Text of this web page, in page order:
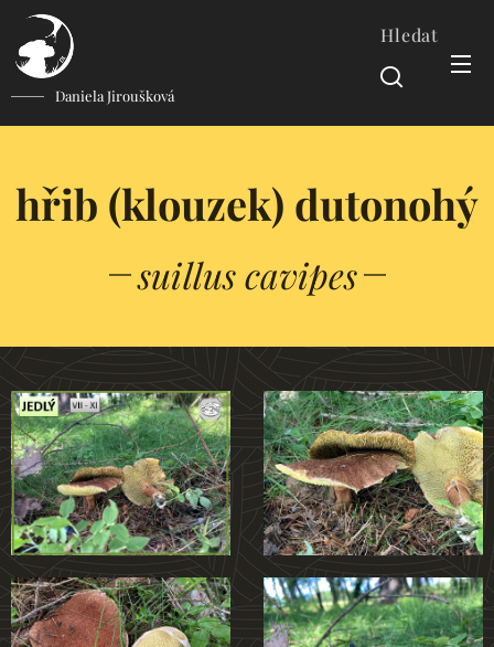
Daniela Jiroušková
Hledat
hřib (klouzek) dutonohý
suillus cavipes